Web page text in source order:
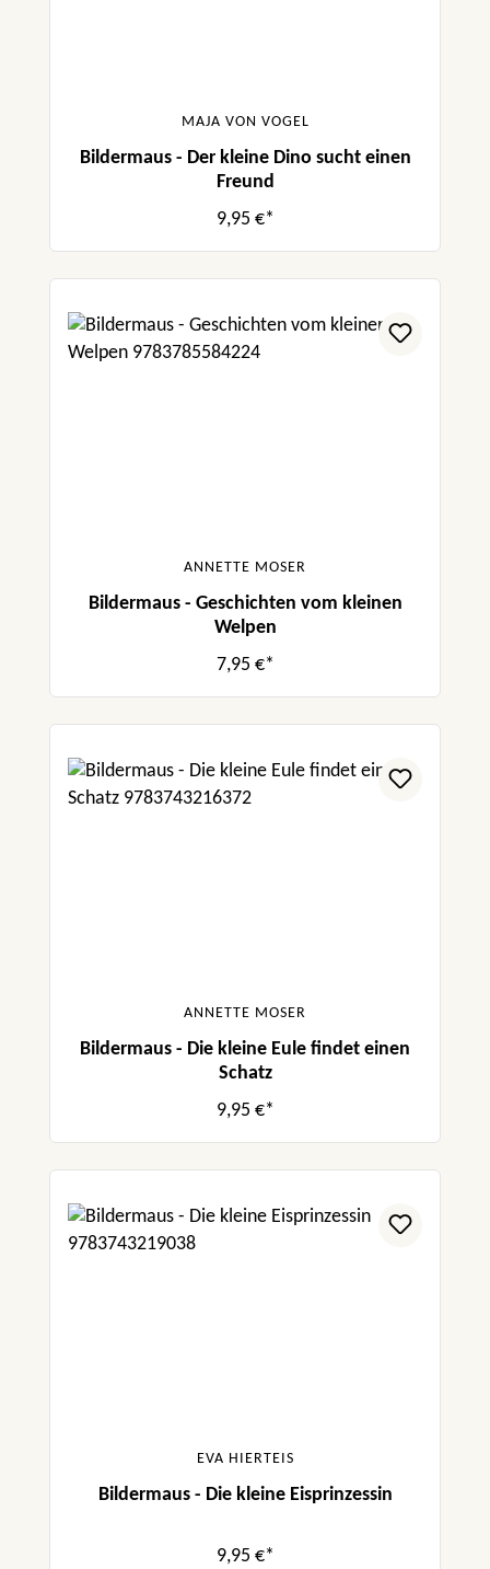
MAJA VON VOGEL
Bildermaus - Der kleine Dino sucht einen
Freund
9,95 €*
ANNETTE MOSER
Bildermaus - Geschichten vom kleinen
Welpen
7,95 €*
ANNETTE MOSER
Bildermaus - Die kleine Eule findet einen
Schatz
9,95 €*
EVA HIERTEIS
Bildermaus - Die kleine Eisprinzessin
9,95 €*